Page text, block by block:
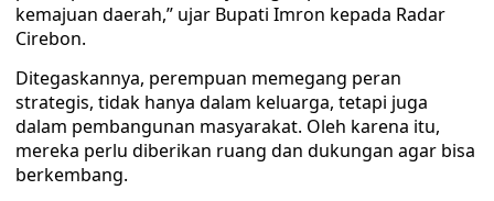
kemajuan daerah,” ujar Bupati Imron kepada Radar
Cirebon.
Ditegaskannya, perempuan memegang peran
strategis, tidak hanya dalam keluarga, tetapi juga
dalam pembangunan masyarakat. Oleh karena itu,
mereka perlu diberikan ruang dan dukungan agar bisa
berkembang.